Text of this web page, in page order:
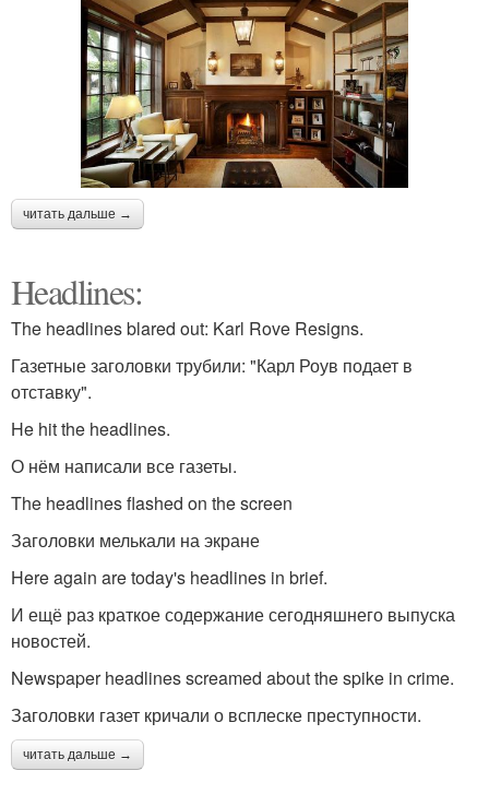
читать дальше →
Headlines:
The headlines blared out: Karl Rove Resigns.
Газетные заголовки трубили: "Карл Роув подает в
отставку".
He hit the headlines.
О нём написали все газеты.
The headlines flashed on the screen
Заголовки мелькали на экране
Here again are today's headlines in brief.
И ещё раз краткое содержание сегодняшнего выпуска
новостей.
Newspaper headlines screamed about the spike in crime.
Заголовки газет кричали о всплеске преступности.
читать дальше →